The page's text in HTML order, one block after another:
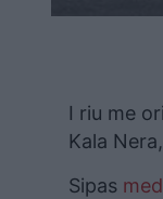
I riu me
Kala
Sipas